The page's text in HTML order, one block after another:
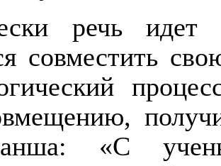
речь
совместить
«С